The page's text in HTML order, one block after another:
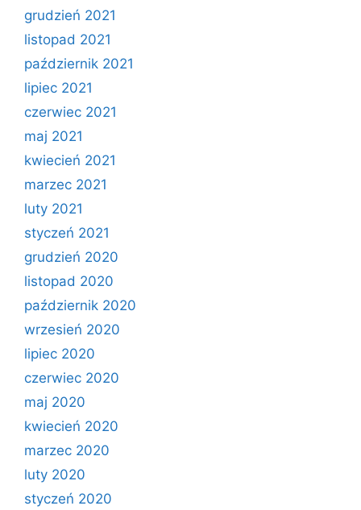
grudzień 2021
listopad 2021
październik 2021
lipiec 2021
czerwiec 2021
maj 2021
kwiecień 2021
marzec 2021
luty 2021
styczeń 2021
grudzień 2020
listopad 2020
październik 2020
wrzesień 2020
lipiec 2020
czerwiec 2020
maj 2020
kwiecień 2020
marzec 2020
luty 2020
styczeń 2020